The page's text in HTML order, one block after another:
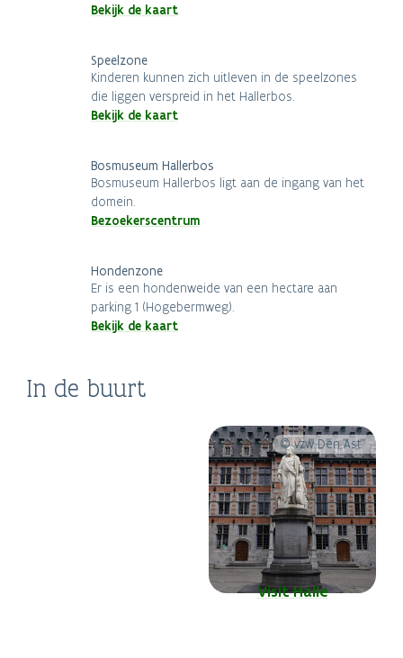
Bekijk de kaart
Speelzone
Kinderen kunnen zich uitleven in de speelzones
die liggen verspreid in het Hallerbos.
Bekijk de kaart
Bosmuseum Hallerbos
Bosmuseum Hallerbos ligt aan de ingang van het
domein.
Bezoekerscentrum
Hondenzone
Er is een hondenweide van een hectare aan
parking 1 (Hogebermweg).
Bekijk de kaart
In de buurt
Huizingen
© vzw Den Ast
Visit Halle